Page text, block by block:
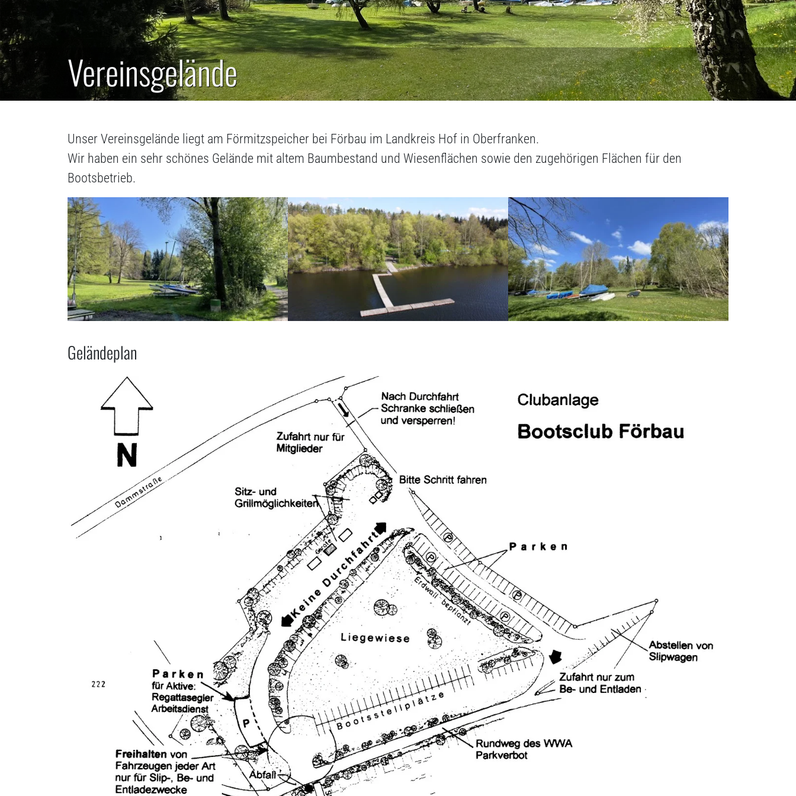
Vereinsgelände
Unser Vereinsgelände liegt am Förmitzspeicher bei Förbau im Landkreis Hof in Oberfranken.
Wir haben ein sehr schönes Gelände mit altem Baumbestand und Wiesenflächen sowie den zugehörigen Flächen für den
Bootsbetrieb.
Geländeplan